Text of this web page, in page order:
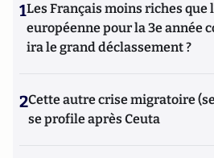
1Les Français moins riches que
européenne pour la 3e année
ira le grand déclassement ?
2Cette autre crise migratoire
se profile après Ceuta